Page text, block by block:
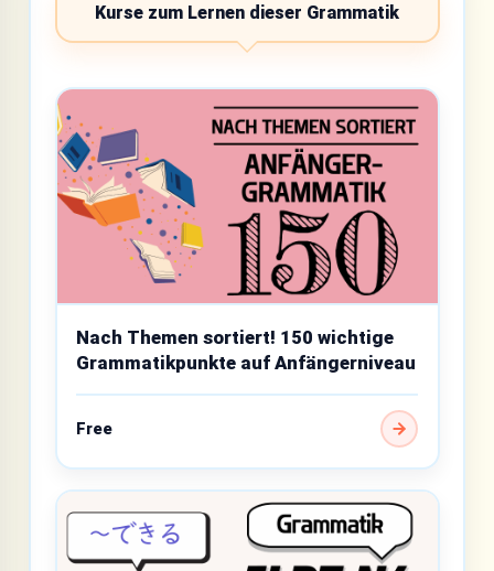
Kurse zum Lernen dieser Grammatik
Nach Themen sortiert! 150 wichtige
Grammatikpunkte auf Anfängerniveau
Free